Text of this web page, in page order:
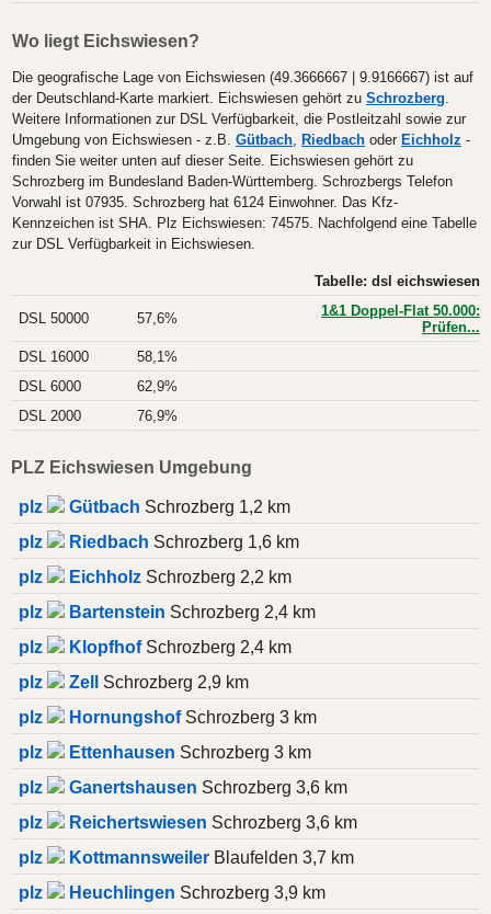
Wo liegt Eichswiesen?
Die geografische Lage von Eichswiesen (49.3666667 | 9.9166667) ist auf
der Deutschland-Karte markiert. Eichswiesen gehört zu Schrozberg.
Weitere Informationen zur DSL Verfügbarkeit, die Postleitzahl sowie zur
Umgebung von Eichswiesen - z.B. Gütbach, Riedbach oder Eichholz -
finden Sie weiter unten auf dieser Seite. Eichswiesen gehört zu
Schrozberg im Bundesland Baden-Württemberg. Schrozbergs Telefon
Vorwahl ist 07935. Schrozberg hat 6124 Einwohner. Das Kfz-
Kennzeichen ist SHA. Plz Eichswiesen: 74575. Nachfolgend eine Tabelle
zur DSL Verfügbarkeit in Eichswiesen.
Tabelle: dsl eichswiesen
DSL 50000 57,6%
1&1 Doppel-Flat 50.000:
Prüfen...
DSL 16000
58,1%
DSL 6000
62,9%
DSL 2000
76,9%
PLZ Eichswiesen Umgebung
plz Gütbach Schrozberg 1,2 km
plz
Riedbach Schrozberg 1,6 km
plz
Eichholz Schrozberg 2,2 km
plz
Bartenstein Schrozberg 2,4 km
plz
KlopfhofSchrozberg 2,4 km
plz
Zell
Schrozberg 2,9 km
plz
HornungshofSchrozberg 3 km
plz
Ettenhausen Schrozberg 3 km
plz
Ganertshausen Schrozberg 3,6 km
plz
Reichertswiesen Schrozberg 3,6 km
plz
Kottmannsweiler Blaufelden 3,7 km
plz
Heuchlingen Schrozberg 3,9 km